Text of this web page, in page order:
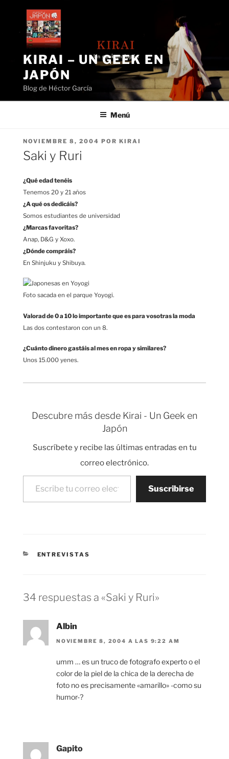
contenido
KIRAI – UN GEEK EN
JAPÓN
Blog de Héctor García
Menú
PUBLICADO
EL
NOVIEMBRE 8, 2004 POR KIRAI
Saki y Ruri
¿Qué edad tenéis
Tenemos 20 y 21 años
¿A qué os dedicáis?
Somos estudiantes de universidad
¿Marcas favoritas?
Anap, D&G y Xoxo.
¿Dónde compráis?
En Shinjuku y Shibuya.
Foto sacada en el parque Yoyogi.
Valorad de 0 a 10 lo importante que es para vosotras la moda
Las dos contestaron con un 8.
¿Cuánto dinero gastáis al mes en ropa y similares?
Unos 15.000 yenes.
Descubre más desde Kirai - Un Geek en
Japón
Suscríbete y recibe las últimas entradas en tu
correo electrónico.
Escribe tu correo electrónico…
Suscribirse
CATEGORÍAS
ENTREVISTAS
34 respuestas a «Saki y Ruri»
Albin
NOVIEMBRE 8, 2004 A LAS 9:22 AM
umm … es un truco de fotografo experto o el
color de la piel de la chica de la derecha de
foto no es precisamente «amarillo» -como su
humor-?
Gapito